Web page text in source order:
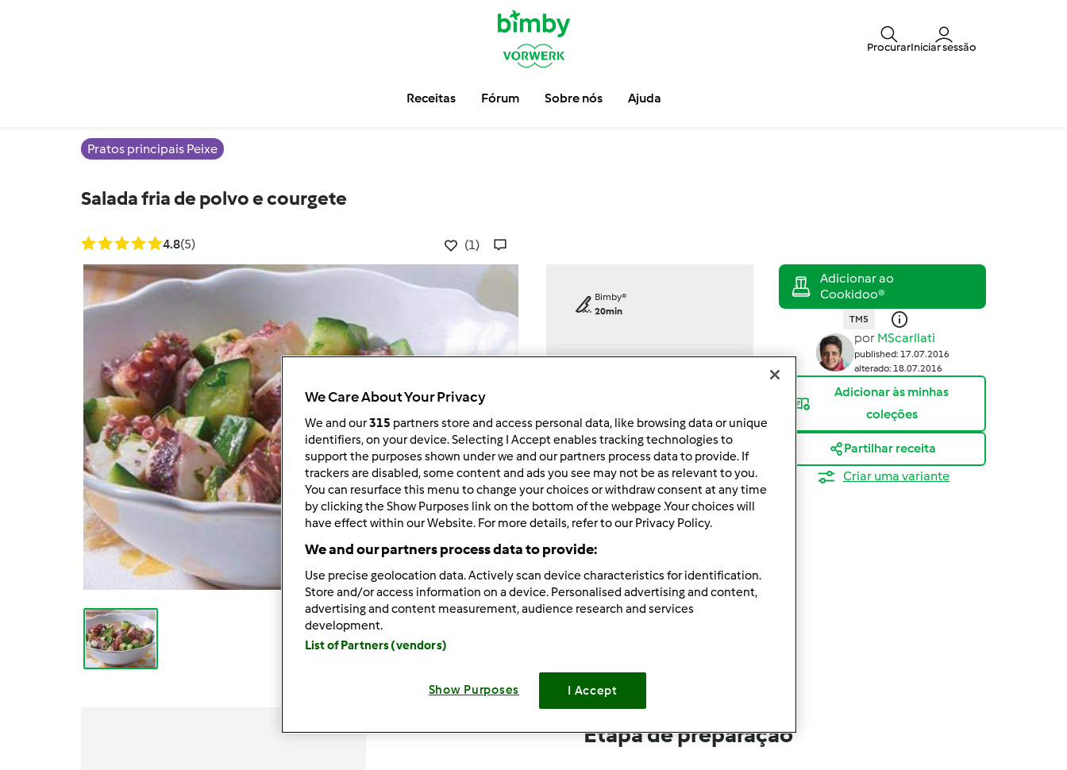
ProcurarIniciar sessão
Receitas Fórum Sobre nós Ajuda
Pratos principais Peixe
Salada fria de polvo e courgete
4.8(5) (1)
Bimby®
20min
dose/s
4dose/s
Fácil
TM5
por MScarllati
published: 17.07.2016
alterado: 18.07.2016
Adicionar às minhas
coleções
Partilhar receita
Criar uma variante
Etapa de preparação
We Care About Your Privacy
We and our315 partners store and access personal data, like browsing data or unique
identifiers, on your device. Selecting I Accept enables tracking technologies to
support the purposes shown under we and our partners process data to provide. If
trackers are disabled, some content and ads you see may not be as relevant to you.
You can resurface this menu to change your choices or withdraw consent at any time
by clicking the Show Purposes link on the bottom of the webpage .Your choices will
have effect within our Website. For more details, refer to our Privacy Policy.
We and our partners process data to provide:
Use precise geolocation data. Actively scan device characteristics for identification.
Store and/or access information on a device. Personalised advertising and content,
advertising and content measurement, audience research and services
development.
List of Partners (vendors)
Show Purposes I Accept